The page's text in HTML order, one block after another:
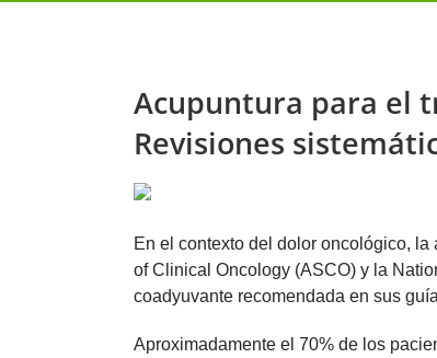
Acupuntura para el
Revisiones
En el contexto del dolor oncológico,
of Clinical Oncology (ASCO) y la
coadyuvante recomendada en sus
Aproximadamente el 70% de los